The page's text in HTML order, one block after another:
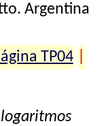
. Argentina
TP04